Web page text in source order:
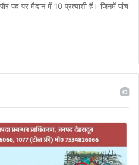
पद पर मैदान में 10 प्रत्याशी हैं। जिनमें पांच